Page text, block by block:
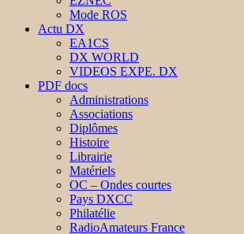
Mode ROS
Actu DX
EA1CS
DX WORLD
VIDEOS EXPE. DX
PDF docs
Administrations
Associations
Diplômes
Histoire
Librairie
Matériels
OC – Ondes courtes
Pays DXCC
Philatélie
RadioAmateurs France